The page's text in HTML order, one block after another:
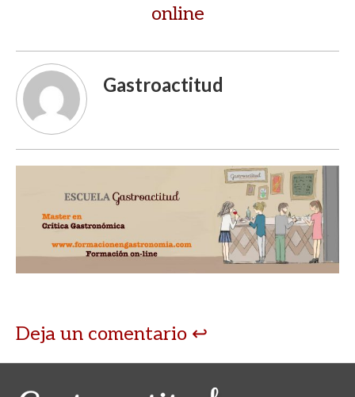
online
Gastroactitud
Deja un comentario